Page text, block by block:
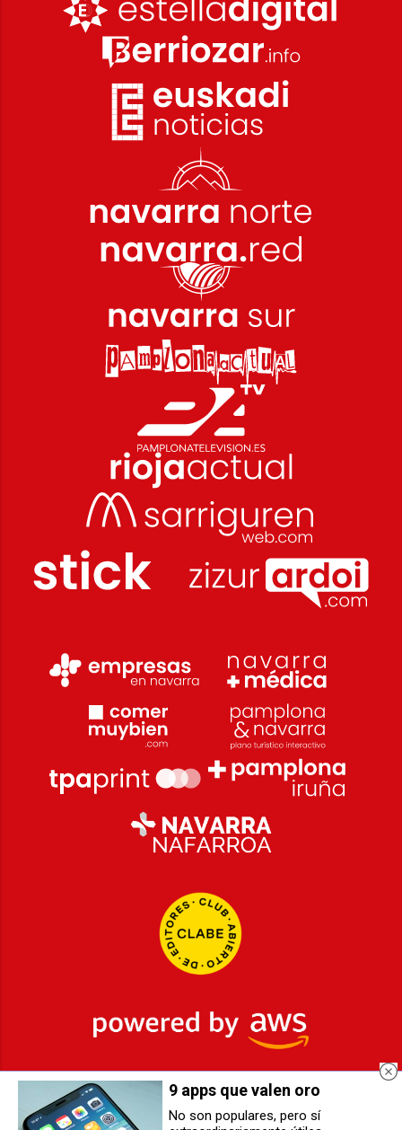
2026
© Grupo Comunikaze
9 apps que valen oro
No son populares, pero sí